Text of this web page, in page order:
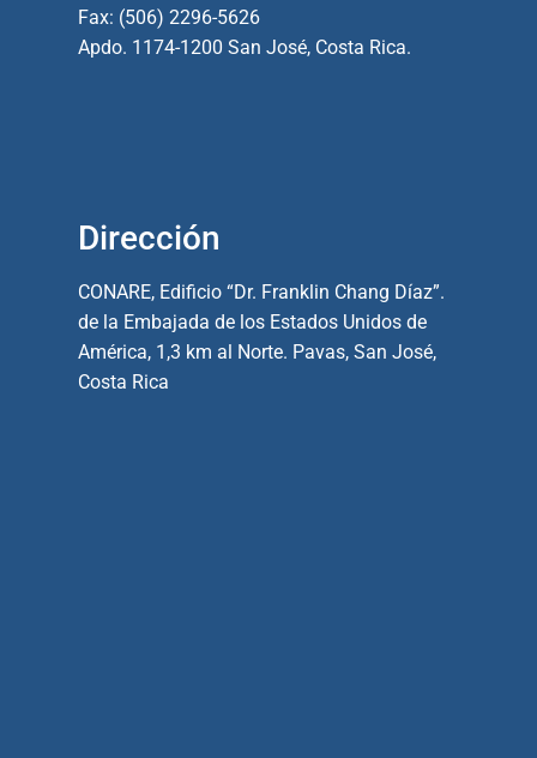
Fax: (506) 2296-5626
Apdo. 1174-1200 San José, Costa Rica.
Dirección
CONARE, Edificio “Dr. Franklin Chang Díaz”.
de la Embajada de los Estados Unidos de
América, 1,3 km al Norte. Pavas, San José,
Costa Rica